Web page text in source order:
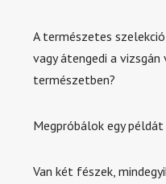
A természetes
vagy átengedi a
természetben?
Megpróbálok egy
Van két fészek,